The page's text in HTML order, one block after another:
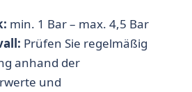
min. 1 Bar – max. 4,5 Bar
Prüfen Sie regelmäßig
anhand der
und